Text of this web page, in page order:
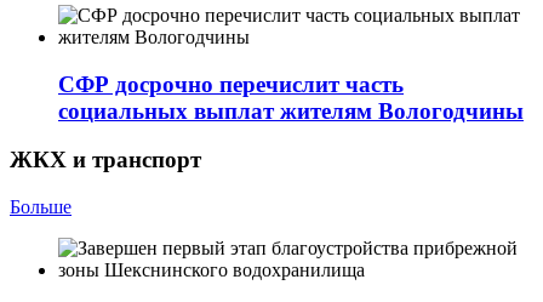
СФР досрочно перечислит часть
социальных выплат жителям Вологодчины
ЖКХ и транспорт
Больше